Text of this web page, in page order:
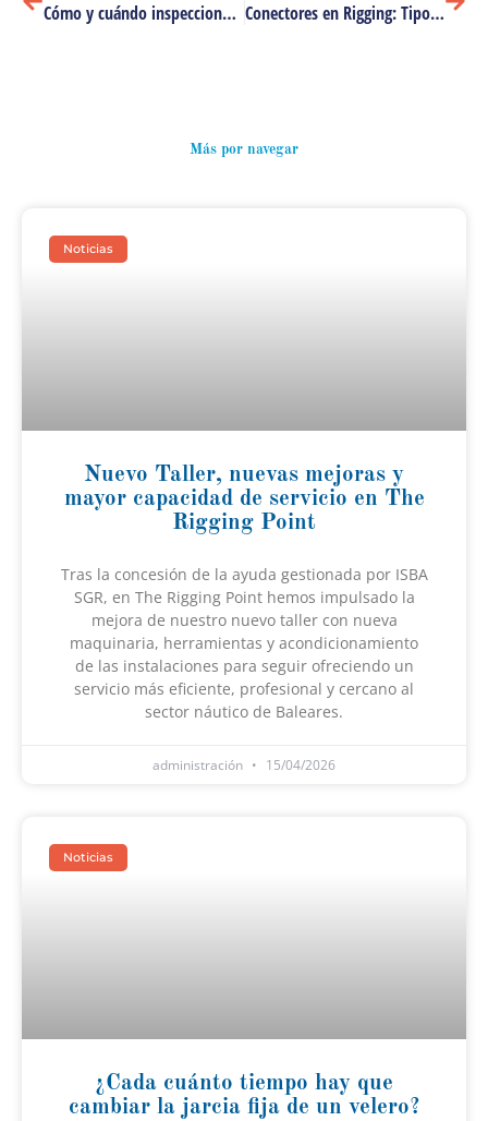
Cómo y cuándo inspeccionar el mástil de tu velero Conectores en Rigging: Tipos y Usos Prácticos
Más por navegar
Noticias
Nuevo Taller, nuevas mejoras y
mayor capacidad de servicio en The
Rigging Point
Tras la concesión de la ayuda gestionada por ISBA
SGR, en The Rigging Point hemos impulsado la
mejora de nuestro nuevo taller con nueva
maquinaria, herramientas y acondicionamiento
de las instalaciones para seguir ofreciendo un
servicio más eficiente, profesional y cercano al
sector náutico de Baleares.
administración 15/04/2026
Noticias
¿Cada cuánto tiempo hay que
cambiar la jarcia fija de un velero?